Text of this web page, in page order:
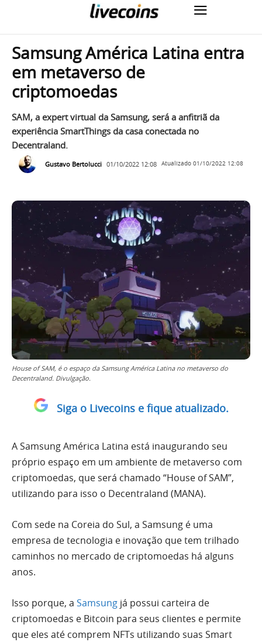
Samsung América Latina entra
em metaverso de
criptomoedas
SAM, a expert virtual da Samsung, será a anfitriã da
experiência SmartThings da casa conectada no
Decentraland.
Gustavo Bertolucci 01/10/2022 12:08 Atualizado 01/10/2022 12:08
House of SAM, é o espaço da Samsung América Latina no metaverso do
Decentraland. Divulgação.
Siga o Livecoins e fique atualizado.
A Samsung América Latina está inaugurando seu
próprio espaço em um ambiente de metaverso com
criptomoedas, que será chamado “House of SAM”,
utilizando para isso o Decentraland (MANA).
Com sede na Coreia do Sul, a Samsung é uma
empresa de tecnologia e inovação que tem trilhado
caminhos no mercado de criptomoedas há alguns
anos.
Isso porque, a Samsung já possui carteira de
criptomoedas e Bitcoin para seus clientes e permite
que eles até comprem NFTs utilizando suas Smart